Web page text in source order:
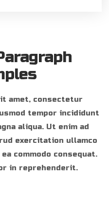
amet, consectetur
tempor incididunt
aliqua. Ut enim ad
exercitation ullamco
commodo consequat.
in reprehenderit.